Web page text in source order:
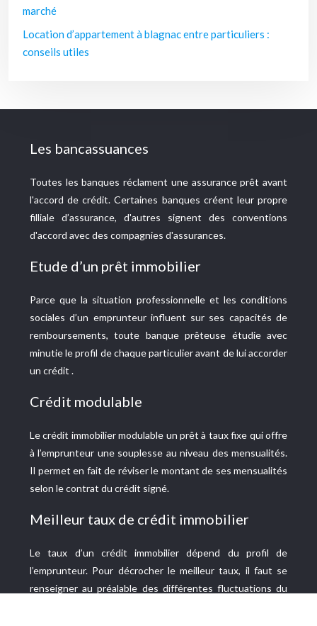
marché
Location d’appartement à blagnac entre particuliers :
conseils utiles
Les bancassuances
Toutes les banques réclament une assurance prêt avant
l'accord de crédit. Certaines banques créent leur propre
filliale d’assurance, d'autres signent des conventions
d'accord avec des compagnies d'assurances.
Etude d’un prêt immobilier
Parce que la situation professionnelle et les conditions
sociales d’un emprunteur influent sur ses capacités de
remboursements, toute banque prêteuse étudie avec
minutie le profil de chaque particulier avant de lui accorder
un crédit .
Crédit modulable
Le crédit immobilier modulable un prêt à taux fixe qui offre
à l’emprunteur une souplesse au niveau des mensualités.
Il permet en fait de réviser le montant de ses mensualités
selon le contrat du crédit signé.
Meilleur taux de crédit immobilier
Le taux d’un crédit immobilier dépend du profil de
l’emprunteur. Pour décrocher le meilleur taux, il faut se
renseigner au préalable des différentes fluctuations du